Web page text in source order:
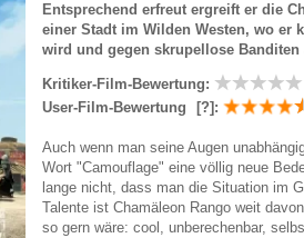
Entsprechend erfreut ergreift er die
einer Stadt im Wilden Westen, wo er
wird und gegen skrupellose Banditen
Kritiker-Film-Bewertung:
User-Film-Bewertung
[?] :
Auch wenn man seine Augen
Wort "Camouflage" eine völlig neue
lange nicht, dass man die Situation im
Talente ist Chamäleon Rango weit
so gern wäre: cool, unberechenbar,